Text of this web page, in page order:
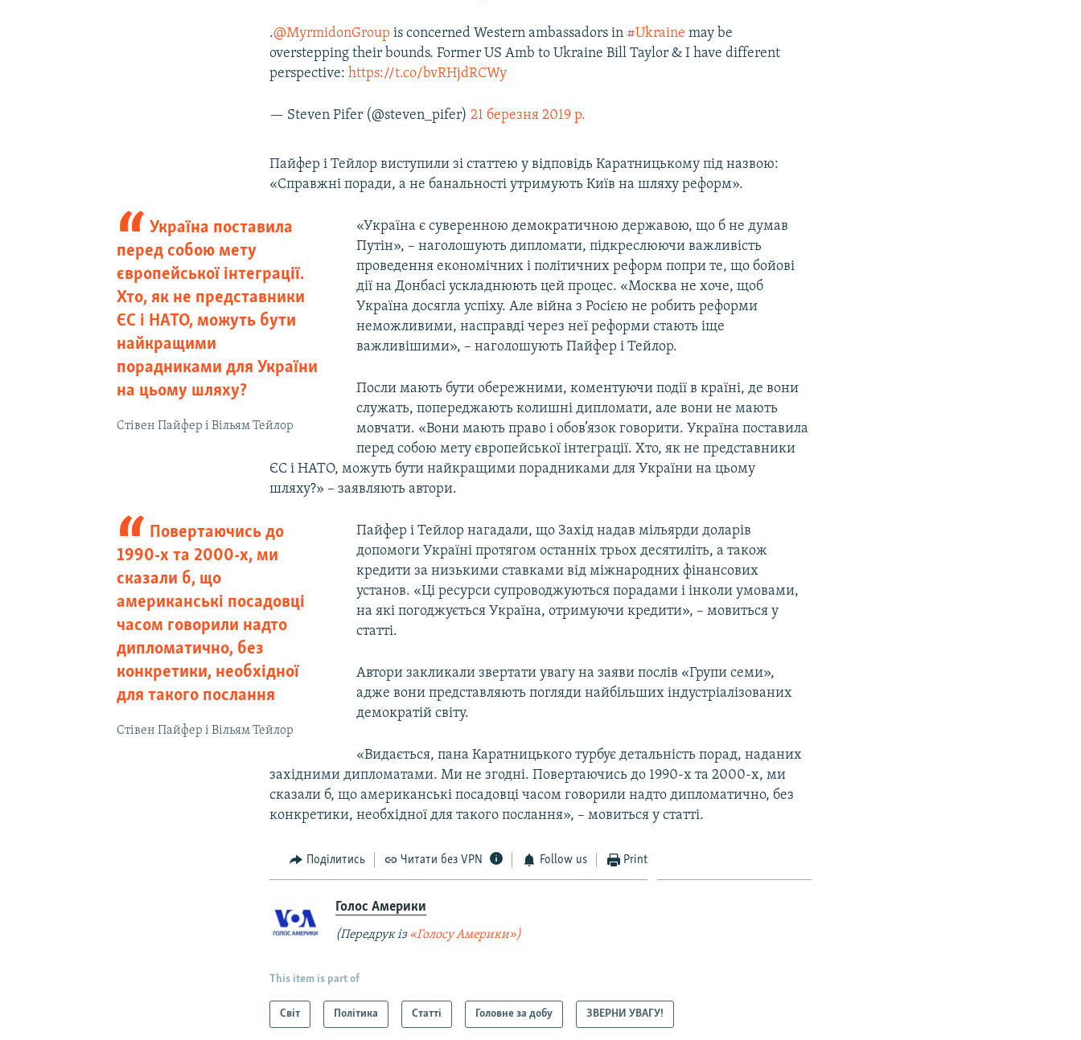
.@MyrmidonGroup is concerned Western ambassadors in #Ukraine may be
overstepping their bounds. Former US Amb to Ukraine Bill Taylor & I have different
perspective:https://t.co/bvRHjdRCWy
— Steven Pifer (@steven_pifer)21 березня 2019 р.
Пайфер і Тейлор виступили зі статтею у відповідь Каратницькому під назвою:
«Справжні поради, а не банальності утримують Київ на шляху реформ».
Україна поставила
перед собою мету
європейської інтеграції.
Хто, як не представники
ЄС і НАТО, можуть бути
найкращими
порадниками для України
на цьому шляху?
Стівен Пайфер і Вільям Тейлор
«Україна є суверенною демократичною державою, що б не думав
Путін», – наголошують дипломати, підкреслюючи важливість
проведення економічних і політичних реформ попри те, що бойові
дії на Донбасі ускладнюють цей процес. «Москва не хоче, щоб
Україна досягла успіху. Але війна з Росією не робить реформи
неможливими, насправді через неї реформи стають іще
важливішими», – наголошують Пайфер і Тейлор.
Посли мають бути обережними, коментуючи події в країні, де вони
служать, попереджають колишні дипломати, але вони не мають
мовчати. «Вони мають право і обов’язок говорити. Україна поставила
перед собою мету європейської інтеграції. Хто, як не представники
ЄС і НАТО, можуть бути найкращими порадниками для України на цьому
шляху?» – заявляють автори.
Повертаючись до
1990-х та 2000-х, ми
сказали б, що
американські посадовці
часом говорили надто
дипломатично, без
конкретики, необхідної
для такого послання
Стівен Пайфер і Вільям Тейлор
Пайфер і Тейлор нагадали, що Захід надав мільярди доларів
допомоги Україні протягом останніх трьох десятиліть, а також
кредити за низькими ставками від міжнародних фінансових
установ. «Ці ресурси супроводжуються порадами і інколи умовами,
на які погоджується Україна, отримуючи кредити», – мовиться у
статті.
Автори закликали звертати увагу на заяви послів «Групи семи»,
адже вони представляють погляди найбільших індустріалізованих
демократій світу.
«Видається, пана Каратницького турбує детальність порад, наданих
західними дипломатами. Ми не згодні. Повертаючись до 1990-х та 2000-х, ми
сказали б, що американські посадовці часом говорили надто дипломатично, без
конкретики, необхідної для такого послання», – мовиться у статті.
Поділитись Читати без VPN Follow us Print
Голос Америки
(Передрук із «Голосу Америки»)
This item is part of
Світ Політика Статті Головне за добу ЗВЕРНИ УВАГУ!